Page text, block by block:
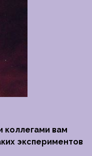
коллегами вам
экспериментов